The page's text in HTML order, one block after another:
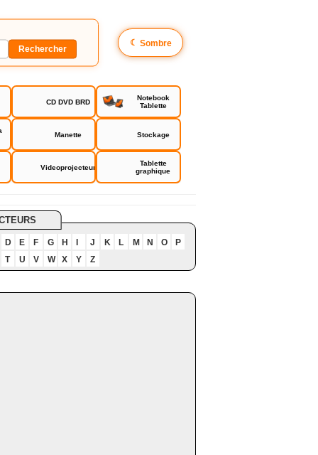
☾ Sombre
CD DVD BRD
Notebook
Tablette
Manette Stockage
Videoprojecteur
Tablette
graphique
D E F G H J K L M N O
P
T
U V W X Y Z